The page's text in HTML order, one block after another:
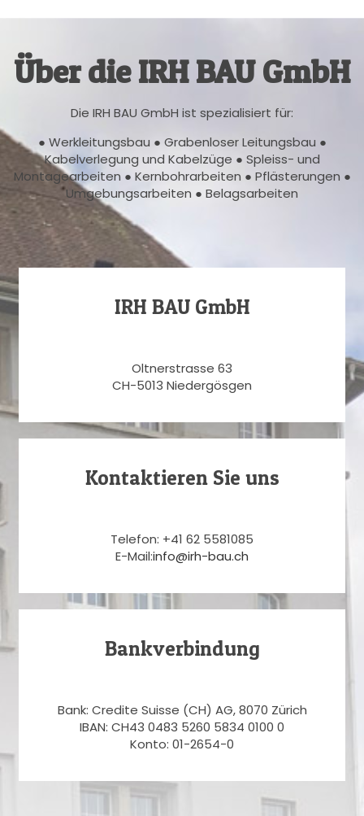
Über die IRH BAU GmbH
Die IRH BAU GmbH ist spezialisiert für:
● Werkleitungsbau ● Grabenloser Leitungsbau ●
Kabelverlegung und Kabelzüge ● Spleiss- und
Montagearbeiten ● Kernbohrarbeiten ● Pflästerungen ●
Umgebungsarbeiten ● Belagsarbeiten
IRH BAU GmbH
Oltnerstrasse 63
CH-5013 Niedergösgen
Kontaktieren Sie uns
Telefon: +41 62 5581085
E-Mail:info@irh-bau.ch
Bankverbindung
Bank: Credite Suisse (CH) AG, 8070 Zürich
IBAN: CH43 0483 5260 5834 0100 0
Konto: 01-2654-0